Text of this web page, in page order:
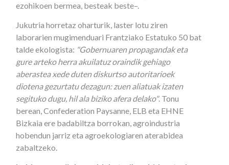
ezohikoen bermea, besteak beste–.
Jukutria horretaz oharturik, laster lotu ziren
laborarien mugimenduari Frantziako Estatuko 50 bat
talde ekologista: "Gobernuaren propagandak eta
gure arteko herra akuilatuz oraindik gehiago
aberastea xede duten diskurtso autoritarioek
diotena gezurtatu dezagun: zuen aliatuak izaten
segituko dugu, hil ala biziko afera delako". Tonu
berean, Confederation Paysanne, ELB eta EHNE
Bizkaia ere badabiltza borrokan, agroindustria
hobendun jarriz eta agroekologiaren aterabidea
zabaltzeko.